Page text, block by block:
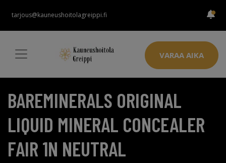
tarjous@kauneushoitolagreippi.fi
VARAA AIKA
BAREMINERALS ORIGINAL
LIQUID MINERAL CONCEALER
FAIR 1N NEUTRAL